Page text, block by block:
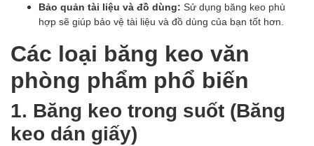
Bảo quản tài liệu và đồ dùng: Sử dụng băng keo phù
hợp sẽ giúp bảo vệ tài liệu và đồ dùng của bạn tốt hơn.
Các loại băng keo văn
phòng phẩm phổ biến
1. Băng keo trong suốt (Băng
keo dán giấy)